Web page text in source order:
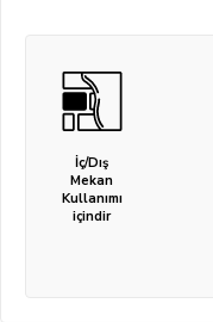
İç/Dış
Mekan
Kullanımı
içindir